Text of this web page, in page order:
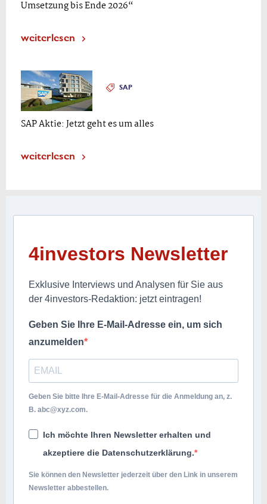
Umsetzung bis Ende 2026“
weiterlesen
SAP
SAP Aktie: Jetzt geht es um alles
weiterlesen
4investors Newsletter
Exklusive Interviews und Analysen für Sie aus
der 4investors-Redaktion: jetzt eintragen!
Geben Sie Ihre E-Mail-Adresse ein, um sich
anzumelden
Geben Sie bitte Ihre E-Mail-Adresse für die Anmeldung an, z.
B. abc@xyz.com.
Ich möchte Ihren Newsletter erhalten und
akzeptiere die Datenschutzerklärung.
Sie können den Newsletter jederzeit über den Link in unserem
Newsletter abbestellen.